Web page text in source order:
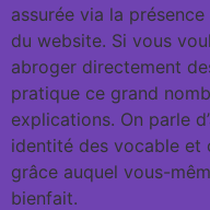
assurée via la
du website. Si vous
abroger directement
pratique ce grand
explications. On parle
identité des vocable et
grâce auquel vous-
bienfait.